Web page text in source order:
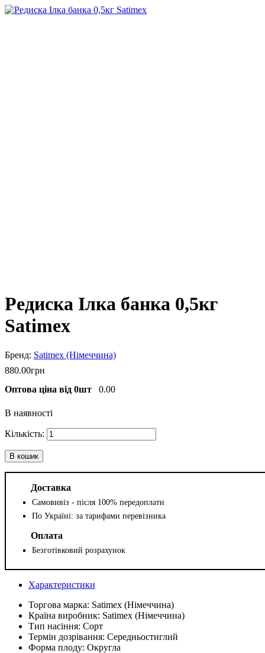
Редиска Ілка банка 0,5кг
Satimex
Satimex (Німеччина)
880.00грн
Оптова ціна від 0шт
0.00
В наявності
В кошик
Доставка
Самовивіз - після 100% передоплати
По Україні: за тарифами перевізника
Оплата
Безготівковий розрахунок
Характеристики
Торгова марка: Satimex (Німеччина)
Країна виробник: Satimex (Німеччина)
Тип насіння: Сорт
Термін дозрівання: Середньостиглий
Форма плоду: Округла